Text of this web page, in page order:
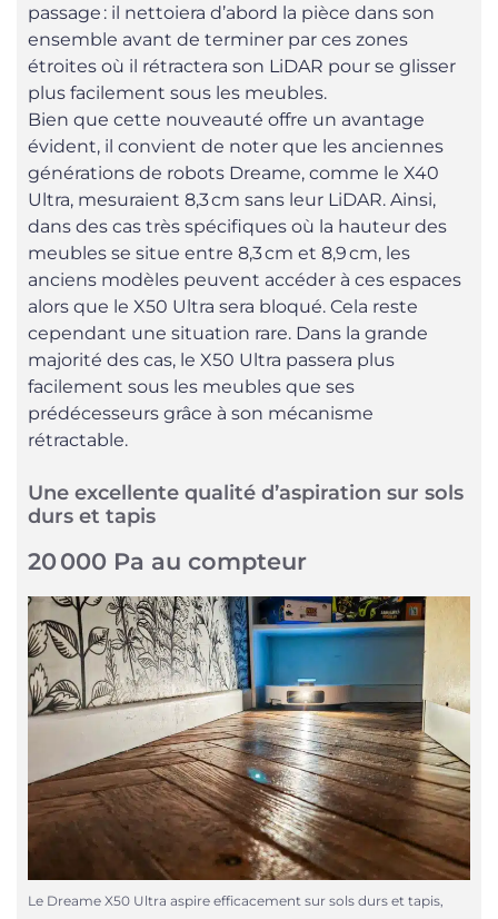
passage : il nettoiera d’abord la pièce dans son
ensemble avant de terminer par ces zones
étroites où il rétractera son LiDAR pour se glisser
plus facilement sous les meubles.
Bien que cette nouveauté offre un avantage
évident, il convient de noter que les anciennes
générations de robots Dreame, comme le X40
Ultra, mesuraient 8,3 cm sans leur LiDAR. Ainsi,
dans des cas très spécifiques où la hauteur des
meubles se situe entre 8,3 cm et 8,9 cm, les
anciens modèles peuvent accéder à ces espaces
alors que le X50 Ultra sera bloqué. Cela reste
cependant une situation rare. Dans la grande
majorité des cas, le X50 Ultra passera plus
facilement sous les meubles que ses
prédécesseurs grâce à son mécanisme
rétractable.
Une excellente qualité d’aspiration sur sols
durs et tapis
20 000 Pa au compteur
Le Dreame X50 Ultra aspire efficacement sur sols durs et tapis,